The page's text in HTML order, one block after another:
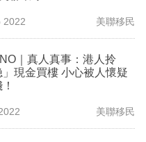
2022 美聯移民
｜真人真事：港人拎
」現金買樓 小心被人懷疑
美聯移民